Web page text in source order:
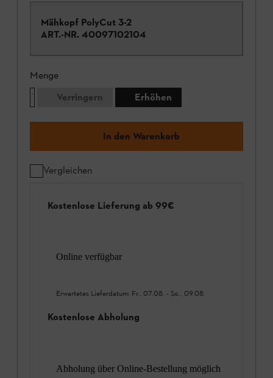
Mähkopf PolyCut 3-2
ART.-NR. 40097102104
Menge
Verringern
Erhöhen
In den Warenkorb
Vergleichen
Kostenlose Lieferung ab 99€
Online verfügbar
Erwartetes Lieferdatum: Fr., 07.08. - So., 09.08.
Kostenlose Abholung
Abholung über Online-Bestellung möglich